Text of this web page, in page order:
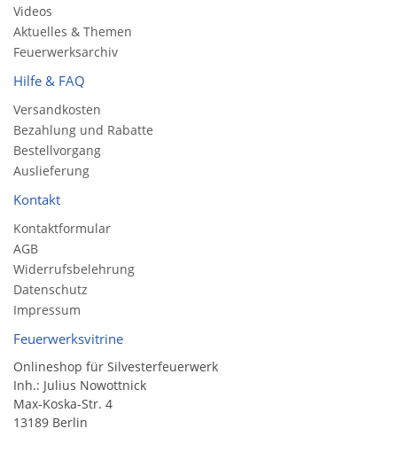
Videos
Aktuelles & Themen
Feuerwerksarchiv
Hilfe & FAQ
Versandkosten
Bezahlung und Rabatte
Bestellvorgang
Auslieferung
Kontakt
Kontaktformular
AGB
Widerrufsbelehrung
Datenschutz
Impressum
Feuerwerksvitrine
Onlineshop für Silvesterfeuerwerk
Inh.: Julius Nowottnick
Max-Koska-Str. 4
13189 Berlin